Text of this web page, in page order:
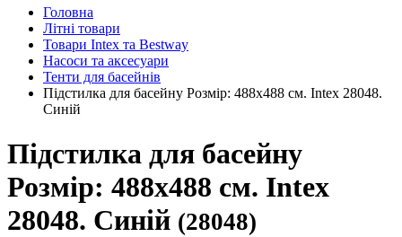
Головна
Літні товари
Товари Intex та Bestway
Насоси та аксесуари
Тенти для басейнів
Підстилка для басейну Розмір: 488x488 см. Intex 28048.
Синій
Підстилка для басейну
Розмір: 488x488 см. Intex
28048. Синій (28048)